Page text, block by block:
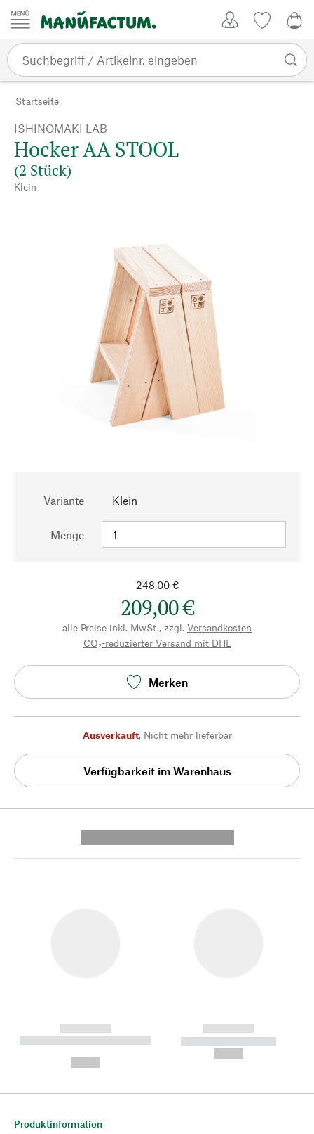
Zum Inhalt springen
Startseite
ISHINOMAKI LAB
Hocker AA STOOL
(2 Stück)
Klein
Variante Klein
Menge
248,00 €
209,00 €
alle Preise inkl. MwSt., zzgl. Versandkosten
CO₂-reduzierter Versand mit DHL
Merken
Ausverkauft, Nicht mehr lieferbar
Verfügbarkeit im Warenhaus
------------
----------- ----------- --------
------------
----------- -----------
Produktinformation